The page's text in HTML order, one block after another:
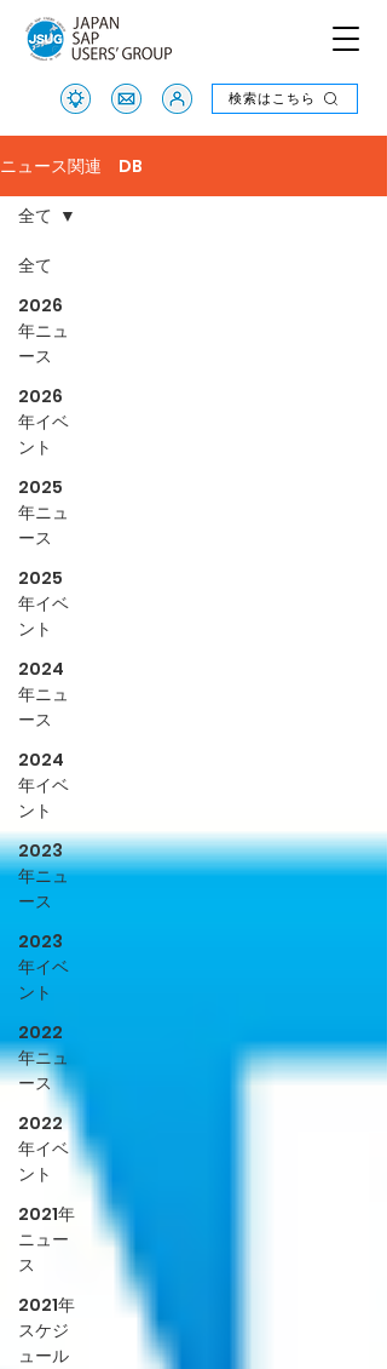
検索はこちら
検索はこちら
ニュース関連 DB
全て
2026
年ニュ
ース
2026
年イベ
ント
2025
年ニュ
ース
2025
年イベ
ント
2024
年ニュ
ース
2024
年イベ
ント
2023
年ニュ
ース
2023
年イベ
ント
2022
年ニュ
ース
2022
年イベ
ント
2021年
ニュー
ス
2021年
スケジ
ュール
全て